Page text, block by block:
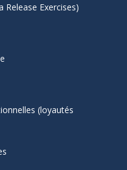
Release Exercises)
(loyautés